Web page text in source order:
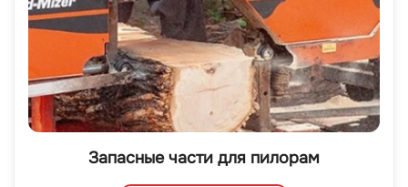
Запасные части для пилорам